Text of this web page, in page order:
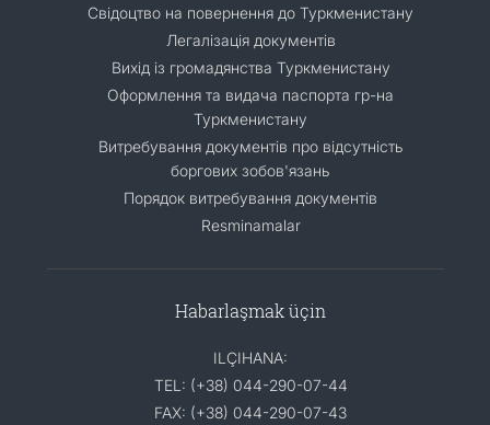
Свідоцтво на повернення до Туркменистану
Легалізація документів
Вихід із громадянства Туркменистану
Оформлення та видача паспорта гр-на
Туркменистану
Витребування документів про відсутність
боргових зобов'язань
Порядок витребування документів
Resminamalar
Habarlaşmak üçin
ILÇIHANA:
TEL: (+38) 044-290-07-44
FAX: (+38) 044-290-07-43